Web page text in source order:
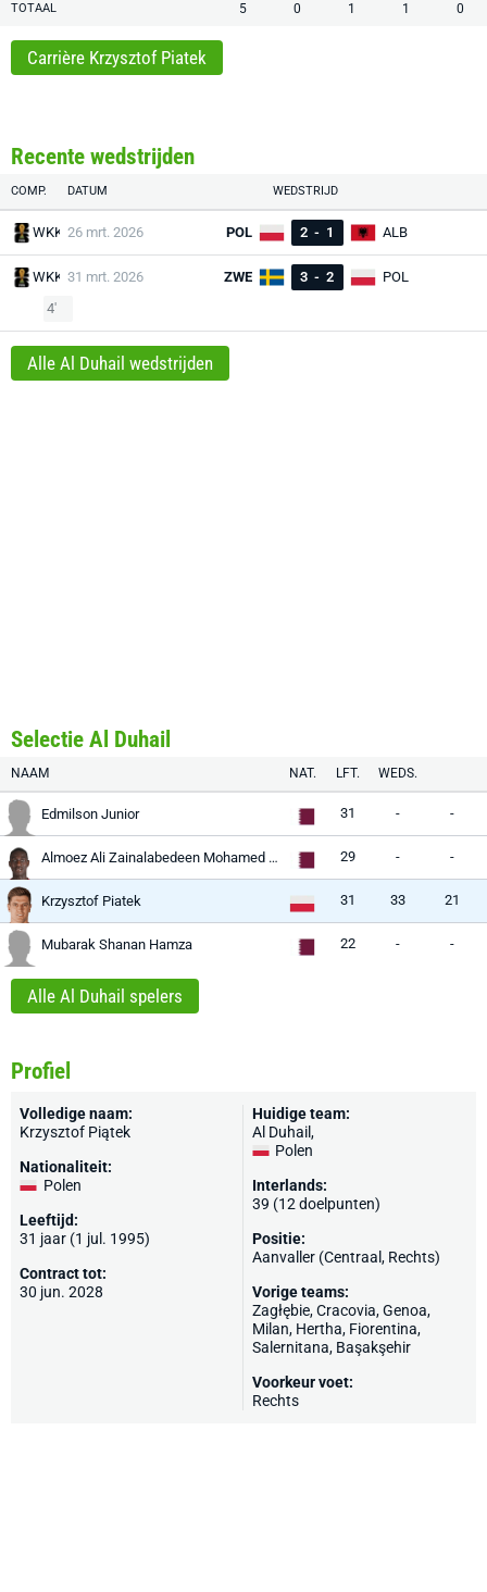
TOTAAL 5 0 1 1 0
Carrière Krzysztof Piatek
Recente wedstrijden
COMP. DATUM WEDSTRIJD
WKK 26 mrt. 2026 POL 2 - 1 ALB
WKK 31 mrt. 2026 ZWE 3 - 2
POL
4'
Alle Al Duhail wedstrijden
Selectie Al Duhail
NAAM NAT. LFT. WEDS.
Edmilson Junior 31 - -
Almoez Ali Zainalabedeen Mohamed Abdulla 29 - -
Krzysztof Piatek 31 33 21
Mubarak Shanan Hamza 22 - -
Alle Al Duhail spelers
Profiel
Volledige naam:
Krzysztof Piątek
Nationaliteit:
Polen
Leeftijd:
31 jaar (1 jul. 1995)
Contract tot:
30 jun. 2028
Huidige team:
Al Duhail,
Polen
Interlands:
39 (12 doelpunten)
Positie:
Aanvaller (Centraal, Rechts)
Vorige teams:
Zagłębie, Cracovia,Genoa,
Milan, Hertha, Fiorentina,
Salernitana, Başakşehir
Voorkeur voet:
Rechts